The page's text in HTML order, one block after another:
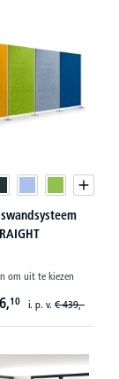
om uit te kiezen
10 i. p. v. € 439,-